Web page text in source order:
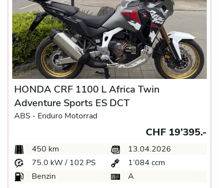
HONDA CRF 1100 L Africa Twin
Adventure Sports ES DCT
ABS - Enduro Motorrad
CHF 19’395.-
450 km
13.04.2026
75.0 kW / 102 PS
1’084 ccm
Benzin
A